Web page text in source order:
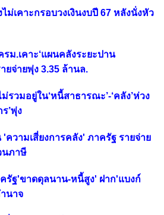
ไม่เคาะกรอบวงเงินงบปี 67 หลังนั่งหัว
ม.เคาะ‘แผนคลังระยะปาน
ยจ่ายพุ่ง 3.35 ล้านล.
วมอยู่ใน‘หนี้สาธารณะ’-‘คลัง’ห่วง
’พุ่ง
ความเสี่ยงการคลัง' ภาครัฐ รายจ่าย
นภาษี
รัฐ'ขาดดุลนาน-หนี้สูง' ฝาก'แบงก์
นาจ